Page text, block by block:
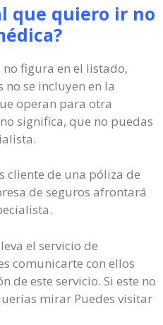
que quiero ir no
no figura en el listado,
se incluyen en la
operan para otra
significa, que no puedas
cliente de una póliza de
de seguros afrontará
el servicio de
comunicarte con ellos
de este servicio. Si este no
mirar Puedes visitar